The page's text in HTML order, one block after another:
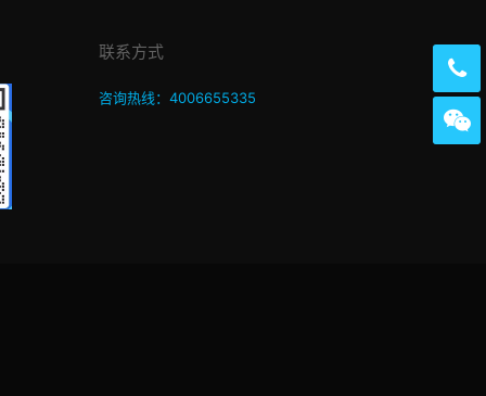
联系方式
咨询热线：4006655335